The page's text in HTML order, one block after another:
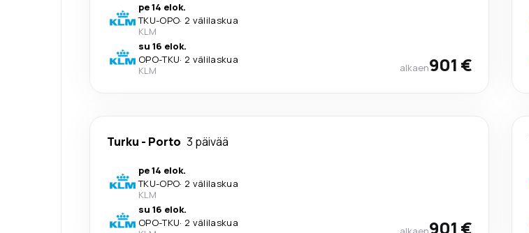
pe 14 elok.
TKU-OPO· 2 välilaskua
KLM
su 16 elok.
OPO-TKU· 2 välilaskua
KLM
alkaen901 €
Turku - Porto 3 päivää
pe 14 elok.
TKU-OPO· 2 välilaskua
KLM
su 16 elok.
OPO-TKU· 2 välilaskua
901 €